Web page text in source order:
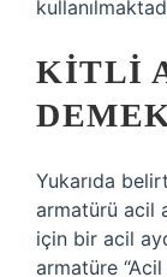
KITLI
Yukarıda
armatürü acil
için bir acil
armatüre